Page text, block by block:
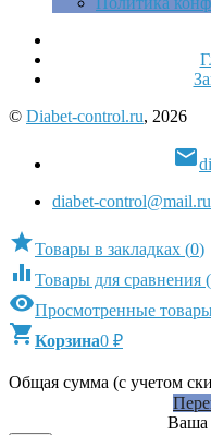
© Diabet-control.ru, 2026

diabet-control@mail.ru
Товары в закладках (0)
 Товары для сравнения (
Просмотренные
Корзина0 ₽
Общая сумма (с учетом
Ваша